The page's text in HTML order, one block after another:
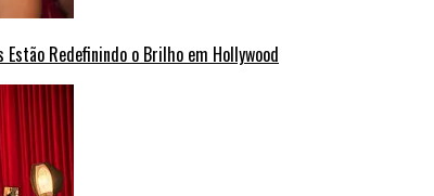
Redefinindo o Brilho em Hollywood